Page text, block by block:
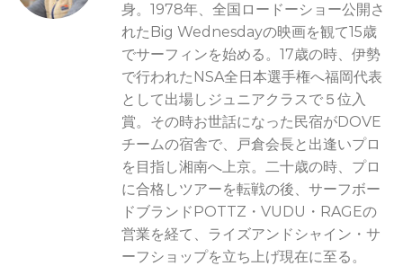
身。1978年、全国ロードーショー公開さ
れたBig Wednesdayの映画を観て15歳
でサーフィンを始める。17歳の時、伊勢
で行われたNSA全日本選手権へ福岡代表
として出場しジュニアクラスで５位入
賞。その時お世話になった民宿がDOVE
チームの宿舎で、戸倉会長と出逢いプロ
を目指し湘南へ上京。二十歳の時、プロ
に合格しツアーを転戦の後、サーフボー
ドブランドPOTTZ・VUDU・RAGEの
営業を経て、ライズアンドシャイン・サ
ーフショップを立ち上げ現在に至る。